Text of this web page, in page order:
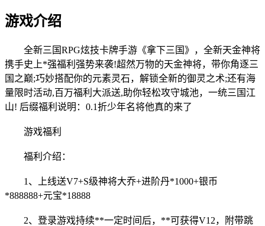
游戏介绍
全新三国RPG炫技卡牌手游《拿下三国》，全新天金神将
携手史上*强福利强势来袭!超然万物的天金神将，带你角逐三
国之巅;巧妙搭配你的元素灵石，解锁全新的御灵之术;还有海
量限时活动,百万福利大派送,助你轻松攻守城池，一统三国江
山! 后缀福利说明：0.1折少年名将他真的来了
游戏福利
福利介绍：
1、上线送V7+S级神将大乔+进阶丹*1000+银币
*888888+元宝*18888
2、登录游戏持续**一定时间后，**可获得V12，附带跳